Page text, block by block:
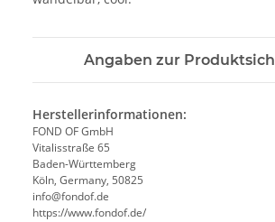
Angaben zur
Herstellerinformationen:
FOND OF GmbH
Vitalisstraße 65
Baden-Württemberg
Köln, Germany, 50825
info@fondof.de
https://www.fondof.de/